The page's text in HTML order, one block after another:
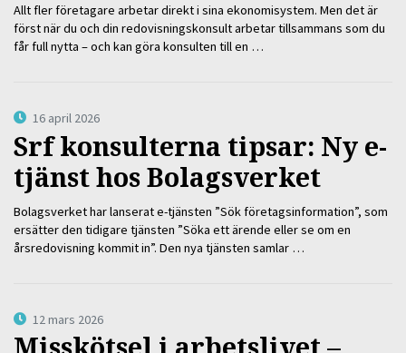
Allt fler företagare arbetar direkt i sina ekonomisystem. Men det är
först när du och din redovisningskonsult arbetar tillsammans som du
får full nytta – och kan göra konsulten till en …
16 april 2026
Srf konsulterna tipsar: Ny e-
tjänst hos Bolagsverket
Bolagsverket har lanserat e-tjänsten ”Sök företagsinformation”, som
ersätter den tidigare tjänsten ”Söka ett ärende eller se om en
årsredovisning kommit in”. Den nya tjänsten samlar …
12 mars 2026